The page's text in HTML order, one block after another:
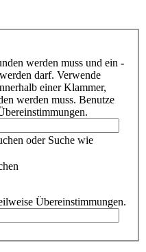
werden muss und ein -
darf. Verwende
einer Klammer,
werden muss. Benutze
oder Suche wie
Übereinstimmungen.